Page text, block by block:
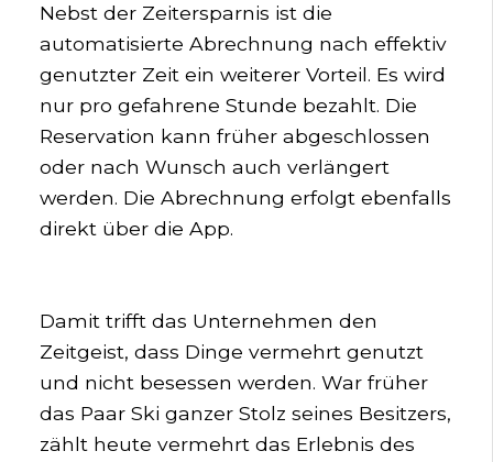
Nebst der Zeitersparnis ist die
automatisierte Abrechnung nach effektiv
genutzter Zeit ein weiterer Vorteil. Es wird
nur pro gefahrene Stunde bezahlt. Die
Reservation kann früher abgeschlossen
oder nach Wunsch auch verlängert
werden. Die Abrechnung erfolgt ebenfalls
direkt über die App.
Damit trifft das Unternehmen den
Zeitgeist, dass Dinge vermehrt genutzt
und nicht besessen werden. War früher
das Paar Ski ganzer Stolz seines Besitzers,
zählt heute vermehrt das Erlebnis des